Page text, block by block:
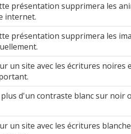
présentation supprimera les
internet.
présentation supprimera les
un site avec les écritures
plus d'un contraste blanc sur noir
un site avec les écritures